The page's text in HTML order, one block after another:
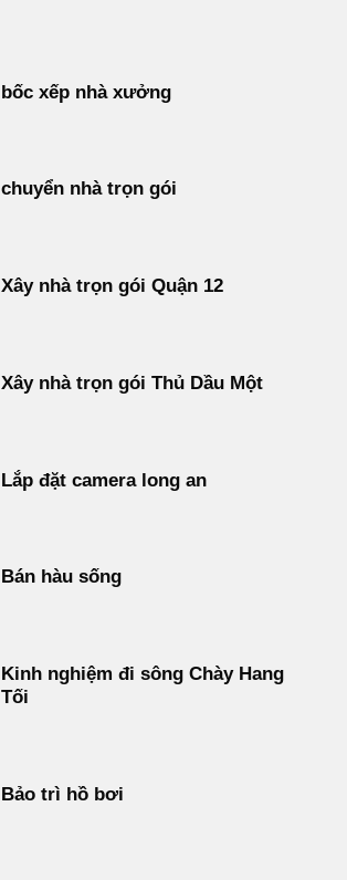
bốc xếp nhà xưởng
chuyển nhà trọn gói
Xây nhà trọn gói Quận 12
Xây nhà trọn gói Thủ Dầu Một
Lắp đặt camera long an
Bán hàu sống
Kinh nghiệm đi sông Chày Hang
Tối
Bảo trì hồ bơi